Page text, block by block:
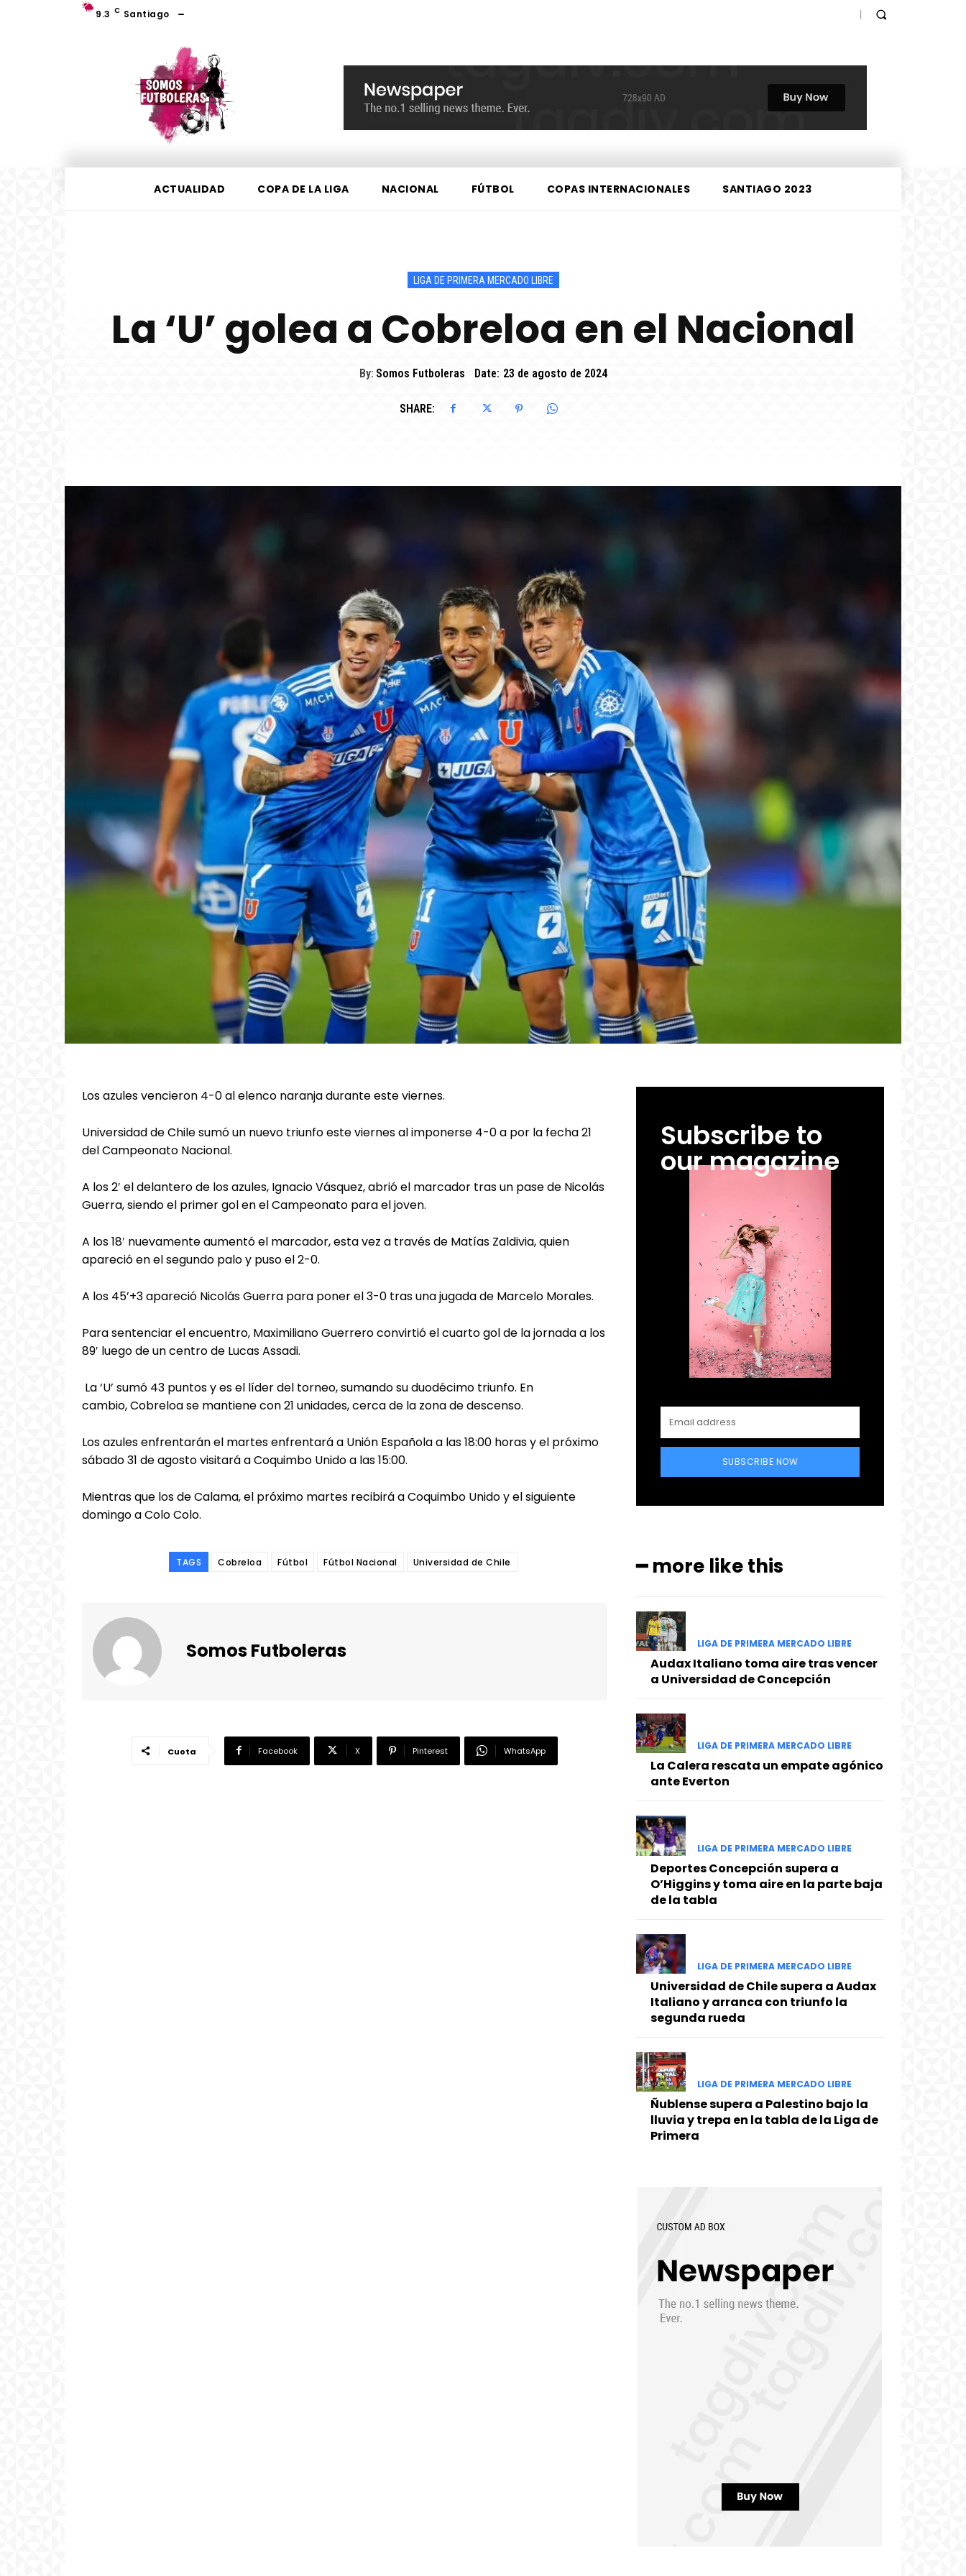
9.3 C Santiago
ACTUALIDAD COPA DE LA LIGA NACIONAL FÚTBOL COPAS INTERNACIONALES SANTIAGO 2023
LIGA DE PRIMERA MERCADO LIBRE
La ‘U’ golea a Cobreloa en el Nacional
By: Somos Futboleras Date: 23 de agosto de 2024
SHARE:
Los azules vencieron 4-0 al elenco naranja durante este viernes.
Universidad de Chile sumó un nuevo triunfo este viernes al imponerse 4-0 a por la fecha 21
del Campeonato Nacional.
A los 2′ el delantero de los azules, Ignacio Vásquez, abrió el marcador tras un pase de Nicolás
Guerra, siendo el primer gol en el Campeonato para el joven.
A los 18′ nuevamente aumentó el marcador, esta vez a través de Matías Zaldivia, quien
apareció en el segundo palo y puso el 2-0.
A los 45’+3 apareció Nicolás Guerra para poner el 3-0 tras una jugada de Marcelo Morales.
Para sentenciar el encuentro, Maximiliano Guerrero convirtió el cuarto gol de la jornada a los
89′ luego de un centro de Lucas Assadi.
La ‘U’ sumó 43 puntos y es el líder del torneo, sumando su duodécimo triunfo. En
cambio, Cobreloa se mantiene con 21 unidades, cerca de la zona de descenso.
Los azules enfrentarán el martes enfrentará a Unión Española a las 18:00 horas y el próximo
sábado 31 de agosto visitará a Coquimbo Unido a las 15:00.
Mientras que los de Calama, el próximo martes recibirá a Coquimbo Unido y el siguiente
domingo a Colo Colo.
TAGS Cobreloa Fútbol Fútbol Nacional Universidad de Chile
Somos Futboleras
Cuota Facebook X Pinterest WhatsApp
Subscribe to
our magazine
SUBSCRIBE NOW
━ more like this
LIGA DE PRIMERA MERCADO LIBRE
Audax Italiano toma aire tras vencer
a Universidad de Concepción
LIGA DE PRIMERA MERCADO LIBRE
La Calera rescata un empate agónico
ante Everton
LIGA DE PRIMERA MERCADO LIBRE
Deportes Concepción supera a
O’Higgins y toma aire en la parte baja
de la tabla
LIGA DE PRIMERA MERCADO LIBRE
Universidad de Chile supera a Audax
Italiano y arranca con triunfo la
segunda rueda
LIGA DE PRIMERA MERCADO LIBRE
Ñublense supera a Palestino bajo la
lluvia y trepa en la tabla de la Liga de
Primera